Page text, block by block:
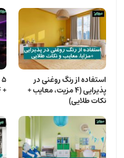
استفاده از رنگ روغنی در
پذیرایی (۴ مزیت، معایب +
نکات طلایی)
+ ۴ رنگ مناسب